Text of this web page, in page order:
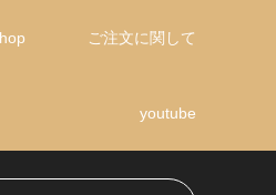
ご注文に関して
youtube